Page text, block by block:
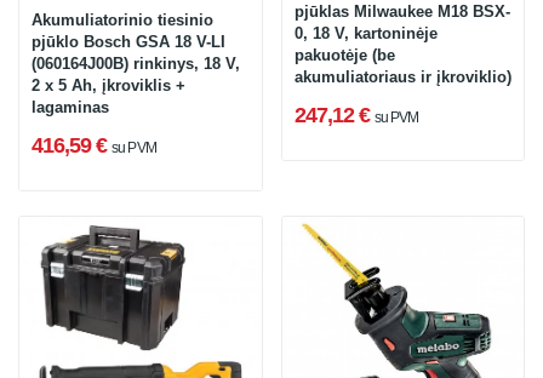
Akumuliatorinio tiesinio
pjūklo Bosch GSA 18 V-LI
(060164J00B) rinkinys, 18 V,
2 x 5 Ah, įkroviklis +
lagaminas
416,59 € su PVM
pjūklas Milwaukee M18 BSX-
0, 18 V, kartoninėje
pakuotėje (be
akumuliatoriaus ir įkroviklio)
247,12 € su PVM